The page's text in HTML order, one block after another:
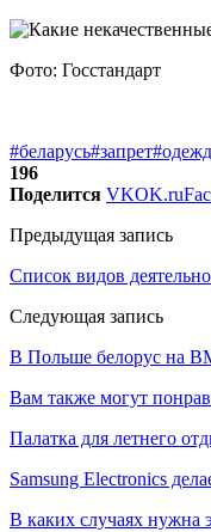
Фото: Госстандарт
#беларусь#запрет
196
Поделится VKOK.ru
Предыдущая запись
Список видов
Следующая запись
В Польше белорус на
Вам также могут
Палатка для летнего
Samsung Electronics
В каких случаях нужна